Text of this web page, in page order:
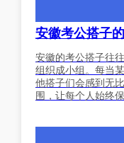
安徽考公搭子
安徽的考公搭子往
组织成小组。每当
他搭子们会感到无
围，让每个人始终保